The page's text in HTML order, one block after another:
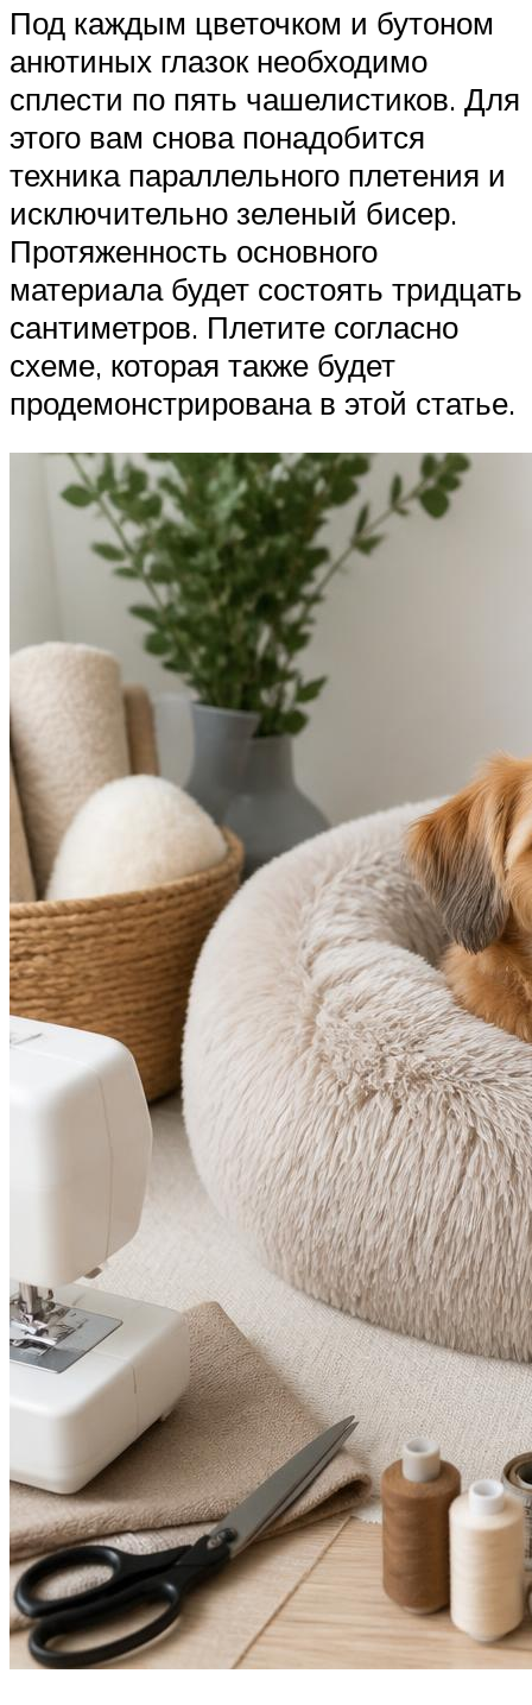
Под каждым цветочком и бутоном
анютиных глазок необходимо
сплести по пять чашелистиков. Для
этого вам снова понадобится
техника параллельного плетения и
исключительно зеленый бисер.
Протяженность основного
материала будет состоять тридцать
сантиметров. Плетите согласно
схеме, которая также будет
продемонстрирована в этой статье.